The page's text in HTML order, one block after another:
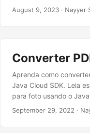
August 9, 2023 · Nayyer
Converter
Aprenda como
Java Cloud SDK. Leia
para foto usando o
September 29, 2022 ·